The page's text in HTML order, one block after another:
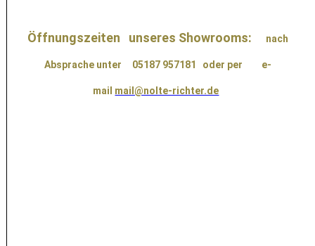
Öffnungszeiten unseres Showrooms: nach
Absprache unter 05187 957181 oder per e-
mail mail@nolte-richter.de